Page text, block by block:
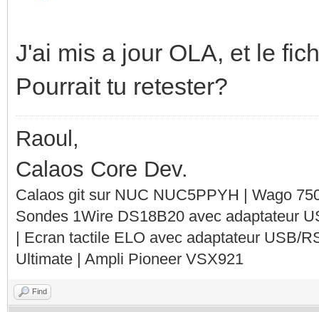
J'ai mis a jour OLA, et le
Pourrait tu retester?
Raoul,
Calaos Core Dev.
Calaos git sur NUC NUC5PPYH | Wago
Sondes 1Wire DS18B20 avec adaptateur
| Ecran tactile ELO avec adaptateur USB/
Ultimate | Ampli Pioneer VSX921
Find